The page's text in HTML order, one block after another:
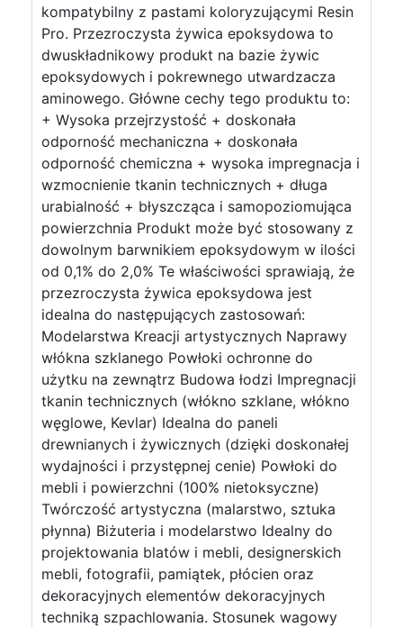
kompatybilny z pastami koloryzującymi Resin
Pro. Przezroczysta żywica epoksydowa to
dwuskładnikowy produkt na bazie żywic
epoksydowych i pokrewnego utwardzacza
aminowego. Główne cechy tego produktu to:
+ Wysoka przejrzystość + doskonała
odporność mechaniczna + doskonała
odporność chemiczna + wysoka impregnacja i
wzmocnienie tkanin technicznych + długa
urabialność + błyszcząca i samopoziomująca
powierzchnia Produkt może być stosowany z
dowolnym barwnikiem epoksydowym w ilości
od 0,1% do 2,0% Te właściwości sprawiają, że
przezroczysta żywica epoksydowa jest
idealna do następujących zastosowań:
Modelarstwa Kreacji artystycznych Naprawy
włókna szklanego Powłoki ochronne do
użytku na zewnątrz Budowa łodzi Impregnacji
tkanin technicznych (włókno szklane, włókno
węglowe, Kevlar) Idealna do paneli
drewnianych i żywicznych (dzięki doskonałej
wydajności i przystępnej cenie) Powłoki do
mebli i powierzchni (100% nietoksyczne)
Twórczość artystyczna (malarstwo, sztuka
płynna) Biżuteria i modelarstwo Idealny do
projektowania blatów i mebli, designerskich
mebli, fotografii, pamiątek, płócien oraz
dekoracyjnych elementów dekoracyjnych
techniką szpachlowania. Stosunek wagowy